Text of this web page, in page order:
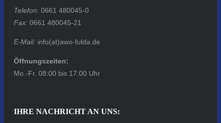
Telefon: 0661 480045-0
Fax: 0661 480045-21
E-Mail: info(at)awo-fulda.de
Öffnungszeiten:
Mo.-Fr. 08:00 bis 17:00 Uhr
IHRE NACHRICHT AN UNS: